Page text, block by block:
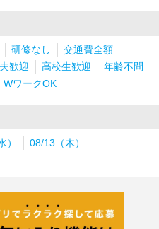
研修なし
交通費全額
歓迎 高校生歓迎
年齢不問
WワークOK
）
08/13（木）